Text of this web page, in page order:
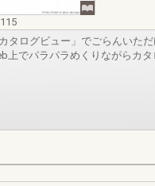
115
タログビュー」でごらんいた
上でパラパラめくりながらカタ